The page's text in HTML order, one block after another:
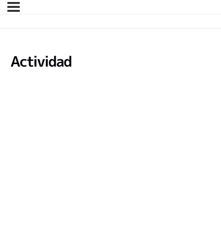
Actividad